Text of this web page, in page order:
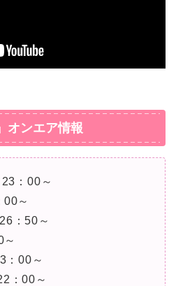
オンエア情報
：00～
～
：50～
：00～
：00～